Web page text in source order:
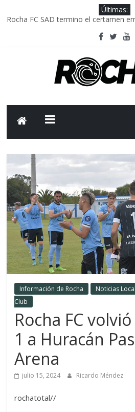
Últimas:
Rocha FC SAD termino el certamen
Delegación parlamentaria uruguaya
Caso Charles Carrera: la causa que
Criminalidad en Uruguay: menos
Información de Rocha Noticias
Club
Rocha FC
1 a Huracán
Arena
julio 15, 2024 Ricardo Méndez
rochatotal//